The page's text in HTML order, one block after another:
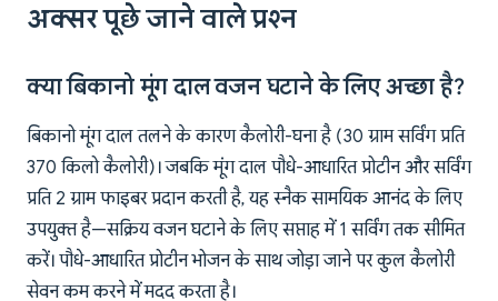
अक्सर पूछे जाने वाले प्रश्न
क्या बिकानो मूंग दाल वजन घटाने के लिए अच्छा है?
बिकानो मूंग दाल तलने के कारण कैलोरी-घना है (30 ग्राम सर्विंग प्रति
370 किलो कैलोरी)। जबकि मूंग दाल पौधे-आधारित प्रोटीन और सर्विंग
प्रति 2 ग्राम फाइबर प्रदान करती है, यह स्नैक सामयिक आनंद के लिए
उपयुक्त है—सक्रिय वजन घटाने के लिए सप्ताह में 1 सर्विंग तक सीमित
करें। पौधे-आधारित प्रोटीन भोजन के साथ जोड़ा जाने पर कुल कैलोरी
सेवन कम करने में मदद करता है।